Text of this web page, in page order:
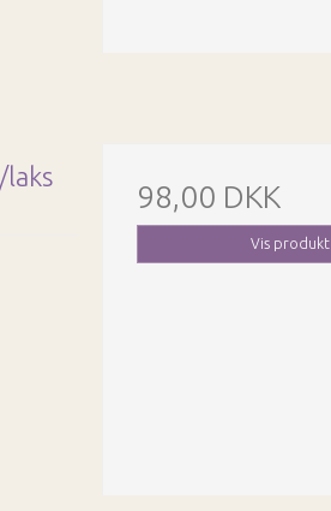
98,00 DKK
Vis produkt